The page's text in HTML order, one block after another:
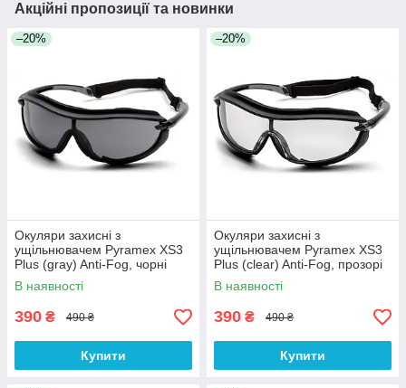
Акційні пропозиції та новинки
–20%
Окуляри захисні з
ущільнювачем Pyramex XS3
Plus (gray) Anti-Fog, чорні
В наявності
390 ₴ 490 ₴
Купити
–20%
Окуляри захисні з
ущільнювачем Pyramex XS3
Plus (clear) Anti-Fog, прозорі
В наявності
390 ₴ 490 ₴
Купити